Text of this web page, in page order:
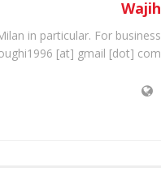
Wajih
in particular. For business
[at] gmail [dot] com